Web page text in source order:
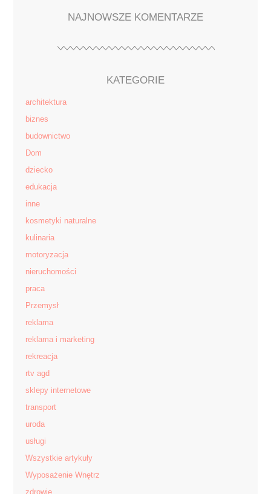
NAJNOWSZE KOMENTARZE
KATEGORIE
architektura
biznes
budownictwo
Dom
dziecko
edukacja
inne
kosmetyki naturalne
kulinaria
motoryzacja
nieruchomości
praca
Przemysł
reklama
reklama i marketing
rekreacja
rtv agd
sklepy internetowe
transport
uroda
usługi
Wszystkie artykuły
Wyposażenie Wnętrz
zdrowie